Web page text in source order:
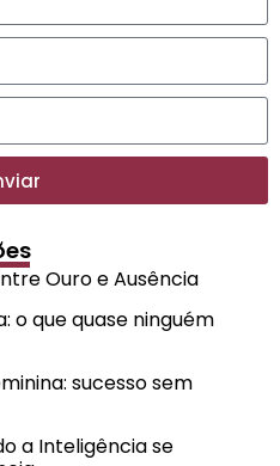
Ouro e Ausência
o que quase ninguém
sucesso sem
a Inteligência se